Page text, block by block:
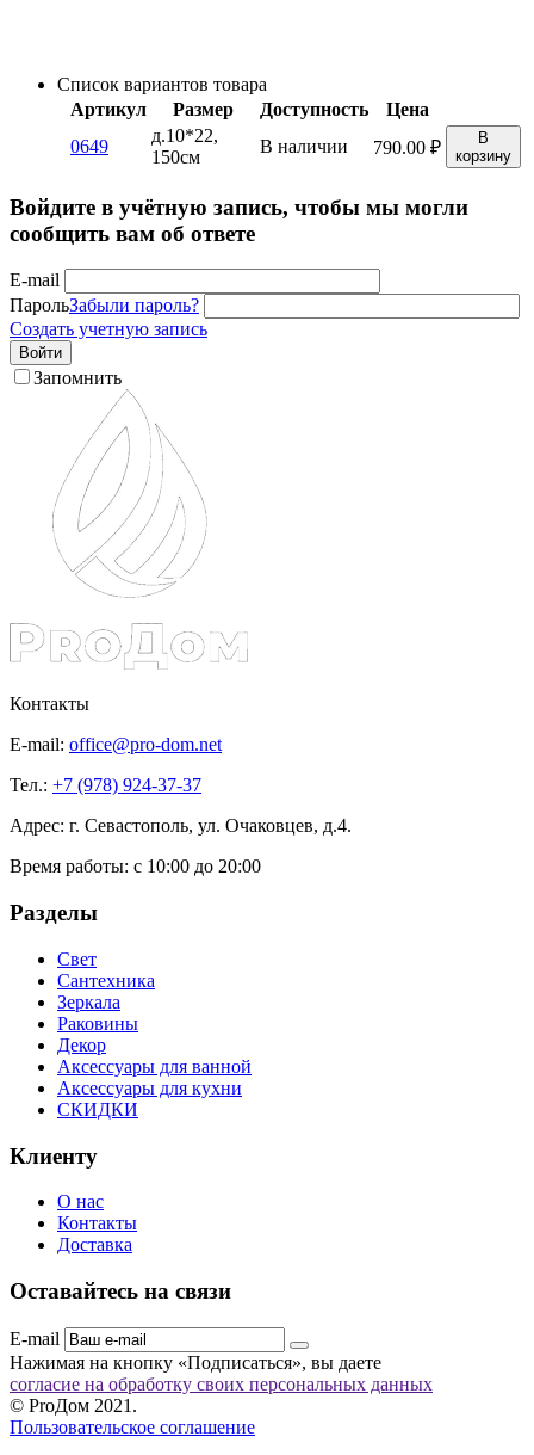
Список вариантов товара
Артикул
Размер Доступность
Цена
0649
д.10*22,
150см
В наличии 790.00 ₽
В
корзину
Войдите в учётную запись, чтобы мы могли
сообщить вам об ответе
E-mail
ПарольЗабыли пароль?
Создать учетную запись
Войти
Запомнить
Контакты
E-mail: office@pro-dom.net
Тел.: +7 (978) 924-37-37
Адрес: г. Севастополь, ул. Очаковцев, д.4.
Время работы: с 10:00 до 20:00
Разделы
Свет
Сантехника
Зеркала
Раковины
Декор
Аксессуары для ванной
Аксессуары для кухни
СКИДКИ
Клиенту
О нас
Контакты
Доставка
Оставайтесь на связи
E-mail
Нажимая на кнопку «Подписаться», вы даете
согласие на обработку своих персональных данных
© ProДом 2021.
Пользовательское соглашение